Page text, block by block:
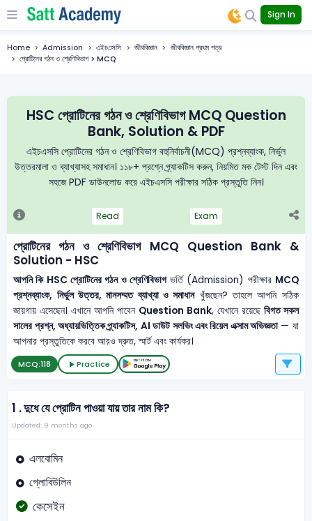
Sign In
Home Admission এইচএসসি জীববিজ্ঞান
জীববিজ্ঞান প্রথম পত্র
প্রোটিনের গঠন ও শ্রেণিবিভাগ > MCQ
HSC প্রোটিনের গঠন ও শ্রেণিবিভাগ MCQ Question
Bank, Solution & PDF
এইচএসসি প্রোটিনের গঠন ও শ্রেণিবিভাগ বহুনির্বাচনী(MCQ) প্রশ্নব্যাংক, নির্ভুল
উত্তরমালা ও ব্যাখ্যাসহ সমাধান। ১১৮+ প্রশ্নে প্র্যাকটিস করুন, নিয়মিত মক টেস্ট দিন এবং
সহজে PDF ডাউনলোড করে এইচএসসি পরীক্ষার সঠিক প্রস্তুতি নিন।
Read Exam
প্রোটিনের গঠন ও শ্রেণিবিভাগ MCQ Question Bank &
Solution - HSC
আপনি কি HSC প্রোটিনের গঠন ও শ্রেণিবিভাগভর্তি (Admission) পরীক্ষার MCQ
প্রশ্নব্যাংক, নির্ভুল উত্তর, মানসম্মত ব্যাখ্যা ও সমাধানখুঁজছেন? তাহলে আপনি সঠিক
জায়গায় এসেছেন। এখানে আপনি পাবেন Question Bank, যেখানে রয়েছে বিগত সকল
সালের প্রশ্ন, অধ্যায়ভিত্তিক প্র্যাকটিস, AI ডাউট সলভিং এবং রিয়েল এক্সাম অভিজ্ঞতা— যা
আপনার প্রস্তুতিকে করবে আরও দ্রুত, স্মার্ট এবং কার্যকর।
MCQ:118 Practice
1 .দুধে যে প্রোটিন পাওয়া যায় তার নাম কি?
Updated: 9 months ago
এলবোমিন
গ্লোবিউলিন
কেসেইন